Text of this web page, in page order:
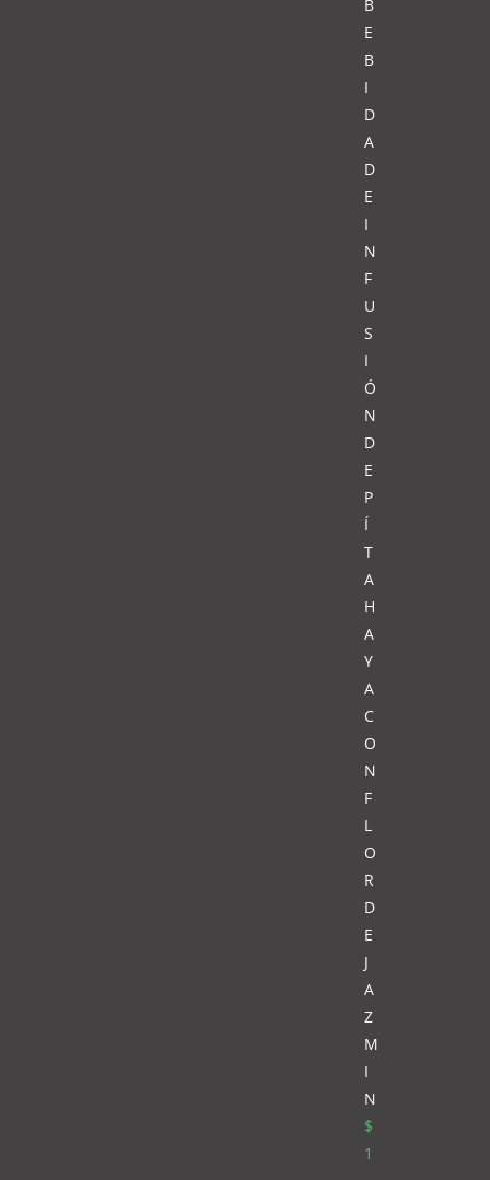
B
E
B
I
D
A
D
E
I
N
F
U
S
I
Ó
N
D
E
P
Í
T
A
H
A
Y
A
C
O
N
F
L
O
R
D
E
J
A
Z
M
I
N
$
1